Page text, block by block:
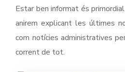
Estar ben informat és
anirem explicant les últimes
com notícies administratives
corrent de tot.